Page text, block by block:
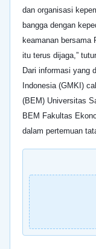
dan organisasi
bangga dengan
keamanan bersama
itu terus dijaga,”
Dari informasi yang
Indonesia (GMKI)
(BEM) Universitas
BEM Fakultas
dalam pertemuan